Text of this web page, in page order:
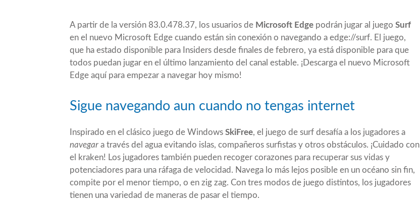
A partir de la versión 83.0.478.37, los usuarios de Microsoft Edge podrán jugar al juego Surf
en el nuevo Microsoft Edge cuando están sin conexión o navegando a edge://surf. El juego,
que ha estado disponible para Insiders desde finales de febrero, ya está disponible para que
todos puedan jugar en el último lanzamiento del canal estable. ¡Descarga el nuevo Microsoft
Edge aquí para empezar a navegar hoy mismo!
Sigue navegando aun cuando no tengas internet
Inspirado en el clásico juego de Windows SkiFree, el juego de surf desafía a los jugadores a
navegar a través del agua evitando islas, compañeros surfistas y otros obstáculos. ¡Cuidado con
el kraken! Los jugadores también pueden recoger corazones para recuperar sus vidas y
potenciadores para una ráfaga de velocidad. Navega lo más lejos posible en un océano sin fin,
compite por el menor tiempo, o en zig zag. Con tres modos de juego distintos, los jugadores
tienen una variedad de maneras de pasar el tiempo.